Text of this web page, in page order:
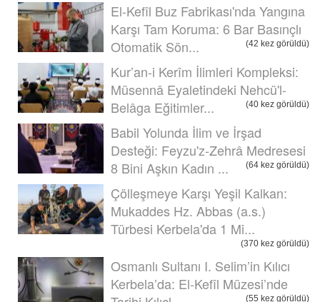
El-Kefîl Buz Fabrikası'nda Yangına
Karşı Tam Koruma: 6 Bar Basınçlı
Otomatik Sön...
(42 kez görüldü)
Kur’an-i Kerîm İlimleri Kompleksi:
Müsennâ Eyaletindeki Nehcü'l-
Belâga Eğitimler...
(40 kez görüldü)
Babil Yolunda İlim ve İrşad
Desteği: Feyzu'z-Zehrâ Medresesi
8 Bini Aşkın Kadın ...
(64 kez görüldü)
Çölleşmeye Karşı Yeşil Kalkan:
Mukaddes Hz. Abbas (a.s.)
Türbesi Kerbela'da 1 Mi...
(370 kez görüldü)
Osmanlı Sultanı I. Selim’in Kılıcı
Kerbela’da: El-Kefîl Müzesi’nde
(55 kez görüldü)